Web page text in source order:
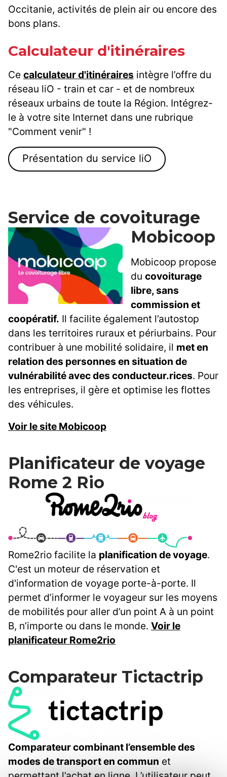
Occitanie, activités de plein air ou encore des
bons plans.
Calculateur d'itinéraires
Ce calculateur d'itinéraires intègre l’offre du
réseau liO - train et car - et de nombreux
réseaux urbains de toute la Région. Intégrez-
le à votre site Internet dans une rubrique
"Comment venir" !
Présentation du service liO
Service de covoiturage
Mobicoop
Mobicoop propose
du covoiturage
libre, sans
commission et
coopératif. Il facilite également l’autostop
dans les territoires ruraux et périurbains. Pour
contribuer à une mobilité solidaire, il met en
relation des personnes en situation de
vulnérabilité avec des conducteur.rices. Pour
les entreprises, il gère et optimise les flottes
des véhicules.
Voir le site Mobicoop
Planificateur de voyage
Rome 2 Rio
Rome2rio facilite la planification de voyage.
C'est un moteur de réservation et
d'information de voyage porte-à-porte. Il
permet d’informer le voyageur sur les moyens
de mobilités pour aller d’un point A à un point
B, n’importe ou dans le monde. Voir le
planificateur Rome2rio
Comparateur Tictactrip
Comparateur combinant l’ensemble des
modes de transport en commun et